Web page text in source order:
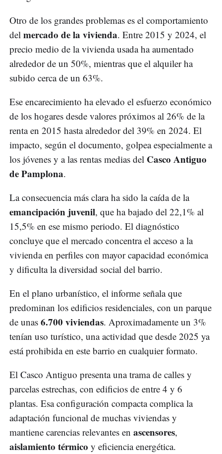
Otro de los grandes problemas es el comportamiento
del mercado de la vivienda. Entre 2015 y 2024, el
precio medio de la vivienda usada ha aumentado
alrededor de un 50%, mientras que el alquiler ha
subido cerca de un 63%.
Ese encarecimiento ha elevado el esfuerzo económico
de los hogares desde valores próximos al 26% de la
renta en 2015 hasta alrededor del 39% en 2024. El
impacto, según el documento, golpea especialmente a
los jóvenes y a las rentas medias del Casco Antiguo
de Pamplona.
La consecuencia más clara ha sido la caída de la
emancipación juvenil, que ha bajado del 22,1% al
15,5% en ese mismo periodo. El diagnóstico
concluye que el mercado concentra el acceso a la
vivienda en perfiles con mayor capacidad económica
y dificulta la diversidad social del barrio.
En el plano urbanístico, el informe señala que
predominan los edificios residenciales, con un parque
de unas 6.700 viviendas. Aproximadamente un 3%
tenían uso turístico, una actividad que desde 2025 ya
está prohibida en este barrio en cualquier formato.
El Casco Antiguo presenta una trama de calles y
parcelas estrechas, con edificios de entre 4 y 6
plantas. Esa configuración compacta complica la
adaptación funcional de muchas viviendas y
mantiene carencias relevantes en ascensores,
aislamiento térmico y eficiencia energética.